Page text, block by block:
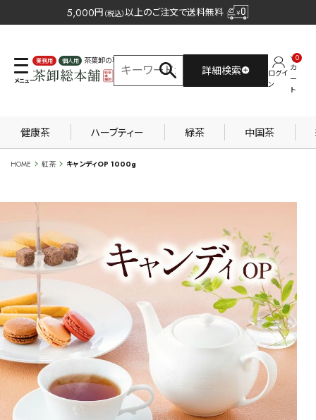
5,000円 （税込）以上のご注文で送料無料
業務用 個人用
茶葉卸の専門サイト
詳細検索
ログイ
ン
カ
ー
ト
0
健康茶 ハーブティー 緑茶 中国茶
HOME 紅茶 キャンディOP 1000g